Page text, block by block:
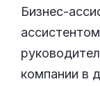
Бизнес-
компании в